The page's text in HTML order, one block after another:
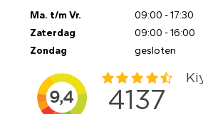
Ma. t/m Vr.
Zaterdag
Zondag
09:00 - 17:30
09:00 - 16:00
gesloten